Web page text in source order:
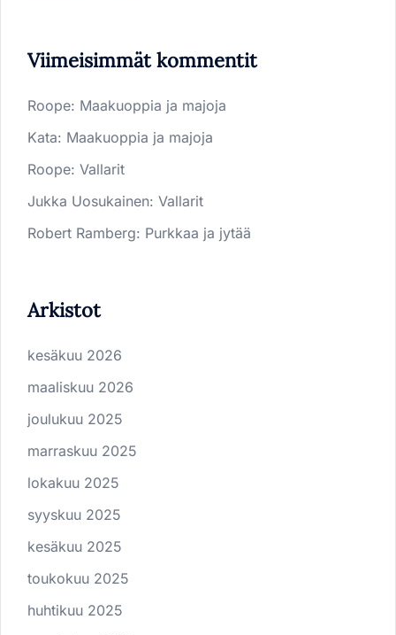
Viimeisimmät kommentit
Roope: Maakuoppia ja majoja
Kata: Maakuoppia ja majoja
Roope: Vallarit
Jukka Uosukainen: Vallarit
Robert Ramberg: Purkkaa ja jytää
Arkistot
kesäkuu 2026
maaliskuu 2026
joulukuu 2025
marraskuu 2025
lokakuu 2025
syyskuu 2025
kesäkuu 2025
toukokuu 2025
huhtikuu 2025